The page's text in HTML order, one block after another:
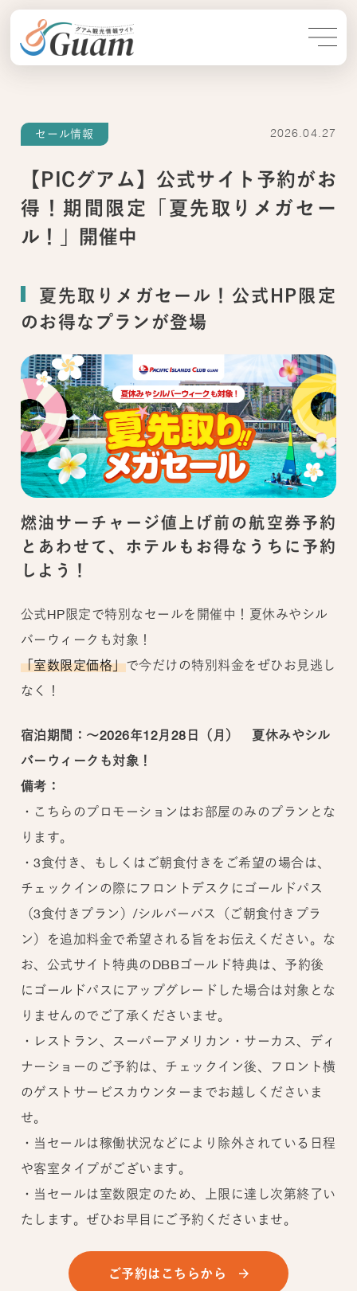
セール情報 2026.04.27
【PICグアム】公式サイト予約がお
得！期間限定「夏先取りメガセー
ル！」開催中
夏先取りメガセール！公式HP限定
のお得なプランが登場
燃油サーチャージ値上げ前の航空券予約
とあわせて、ホテルもお得なうちに予約
しよう！
公式HP限定で特別なセールを開催中！夏休みやシル
バーウィークも対象！
「室数限定価格」で今だけの特別料金をぜひお見逃し
なく！
宿泊期間：～2026年12月28日（月） 夏休みやシル
バーウィークも対象！
備考：
・こちらのプロモーションはお部屋のみのプランとな
ります。
・3食付き、もしくはご朝食付きをご希望の場合は、
チェックインの際にフロントデスクにゴールドパス
（3食付きプラン）/シルバーパス（ご朝食付きプラ
ン）を追加料金で希望される旨をお伝えください。な
お、公式サイト特典のDBBゴールド特典は、予約後
にゴールドパスにアップグレードした場合は対象とな
りませんのでご了承くださいませ。
・レストラン、スーパーアメリカン・サーカス、ディ
ナーショーのご予約は、チェックイン後、フロント横
のゲストサービスカウンターまでお越しくださいま
せ。
・当セールは稼働状況などにより除外されている日程
や客室タイプがございます。
・当セールは室数限定のため、上限に達し次第終了い
たします。ぜひお早目にご予約くださいませ。
ご予約はこちらから